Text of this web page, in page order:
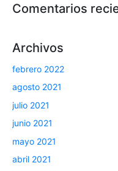
Comentarios
Archivos
febrero 2022
agosto 2021
julio 2021
junio 2021
mayo 2021
abril 2021